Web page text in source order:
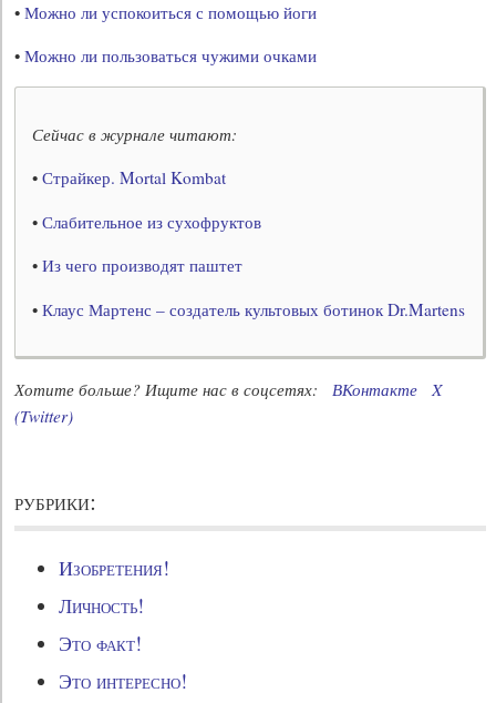
•Можно ли успокоиться с помощью йоги
•Можно ли пользоваться чужими очками
Сейчас в журнале читают:
•Страйкер. Mortal Kombat
•Слабительное из сухофруктов
•Из чего производят паштет
•Клаус Мартенс – создатель культовых ботинок Dr.Martens
Хотите больше? Ищите нас в соцсетях:ВКонтакте
X
(Twitter)
рубрики:
Изобретения!
Личность!
Это факт!
Это интересно!